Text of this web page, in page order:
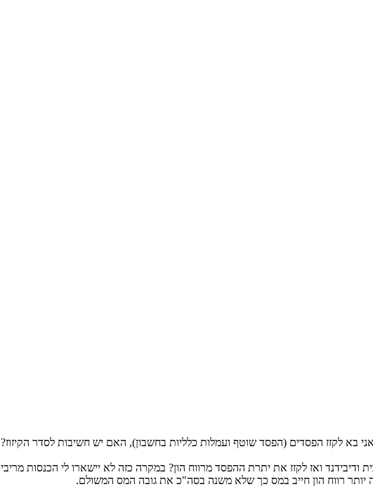
בא לקזז הפסדים (הפסד שוטף ועמלות כלליות בחשבון), האם יש חשיבות לסדר הקיזוז?